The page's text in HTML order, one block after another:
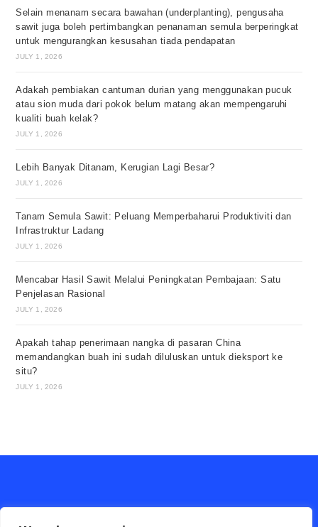
Selain menanam secara bawahan (underplanting), pengusaha
sawit juga boleh pertimbangkan penanaman semula berperingkat
untuk mengurangkan kesusahan tiada pendapatan
JULY 1, 2026
Adakah pembiakan cantuman durian yang menggunakan pucuk
atau sion muda dari pokok belum matang akan mempengaruhi
kualiti buah kelak?
JULY 1, 2026
Lebih Banyak Ditanam, Kerugian Lagi Besar?
JULY 1, 2026
Tanam Semula Sawit: Peluang Memperbaharui Produktiviti dan
Infrastruktur Ladang
JULY 1, 2026
Mencabar Hasil Sawit Melalui Peningkatan Pembajaan: Satu
Penjelasan Rasional
JULY 1, 2026
Apakah tahap penerimaan nangka di pasaran China
memandangkan buah ini sudah diluluskan untuk dieksport ke
situ?
JULY 1, 2026